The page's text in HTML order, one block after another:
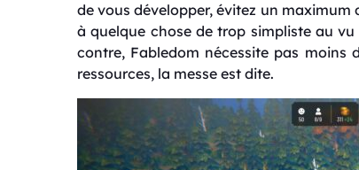
de vous développer, évitez un
à quelque chose de trop simpliste au
contre, Fabledom nécessite pas moins
ressources, la messe est dite.